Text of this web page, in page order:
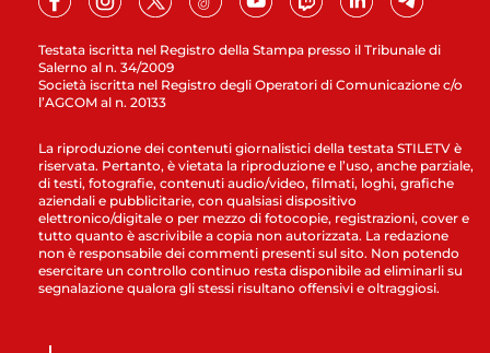
Testata iscritta nel Registro della Stampa presso il Tribunale di
Salerno al n. 34/2009
Società iscritta nel Registro degli Operatori di Comunicazione c/o
l’AGCOM al n. 20133
La riproduzione dei contenuti giornalistici della testata STILETV è
riservata. Pertanto, è vietata la riproduzione e l’uso, anche parziale,
di testi, fotografie, contenuti audio/video, filmati, loghi, grafiche
aziendali e pubblicitarie, con qualsiasi dispositivo
elettronico/digitale o per mezzo di fotocopie, registrazioni, cover e
tutto quanto è ascrivibile a copia non autorizzata. La redazione
non è responsabile dei commenti presenti sul sito. Non potendo
esercitare un controllo continuo resta disponibile ad eliminarli su
segnalazione qualora gli stessi risultano offensivi e oltraggiosi.